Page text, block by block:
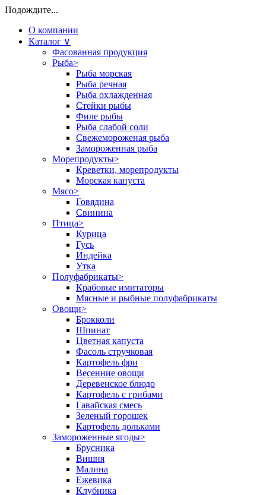
Подождите...
О компании
Каталог ∨
Фасованная продукция
Рыба>
Рыба морская
Рыба речная
Рыба охлажденная
Стейки рыбы
Филе рыбы
Рыба слабой соли
Свежемороженая рыба
Замороженная рыба
Морепродукты>
Креветки, морепродукты
Морская капуста
Мясо>
Говядина
Свинина
Птица>
Курица
Гусь
Индейка
Утка
Полуфабрикаты>
Крабовые имитаторы
Мясные и рыбные полуфабрикаты
Овощи>
Брокколи
Шпинат
Цветная капуста
Фасоль стручковая
Картофель фри
Весенние овощи
Деревенское блюдо
Картофель с грибами
Гавайская смесь
Зеленый горошек
Картофель дольками
Замороженные ягоды>
Брусника
Вишня
Малина
Ежевика
Клубника